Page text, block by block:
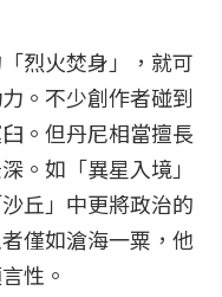
烈火焚身」，就可
。不少創作者碰到
。但丹尼相當擅長
。如「異星入境」
丘」中更將政治的
僅如滄海一粟，他
性。